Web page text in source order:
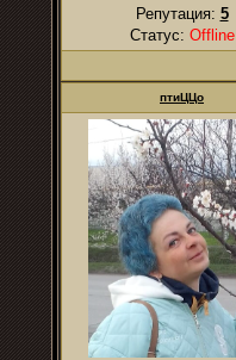
Репутация: 5
Статус: Offline
птиЦЦо